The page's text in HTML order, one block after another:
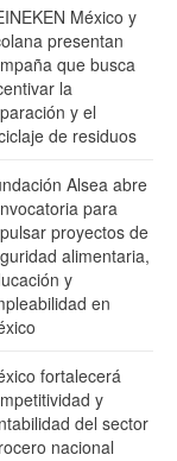
México y
presentan
que busca
la
y el
de residuos
Alsea abre
para
proyectos de
alimentaria,
y
en
fortalecerá
y
del sector
nacional